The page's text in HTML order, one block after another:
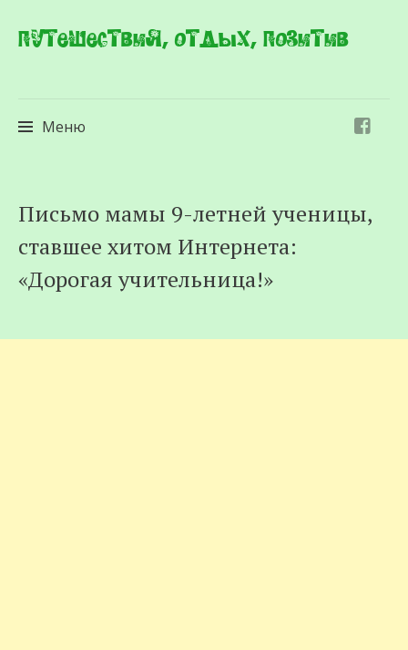
Путешествия, отдых, позитив
Меню
к
содержимому
Письмо мамы 9-летней ученицы,
ставшее хитом Интернета:
«Дорогая учительница!»